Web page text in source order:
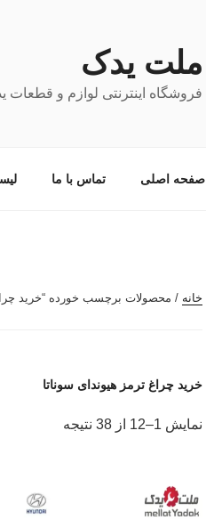
ملت یدک
فروشگاه اینترنتی لوازم و قطعات
صفحه اصلی تماس با ما
خانه / محصولات برچسب خورده “خرید
خرید چراغ ترمز هیوندای سوناتا
نمایش 1–12 از 38 نتیجه